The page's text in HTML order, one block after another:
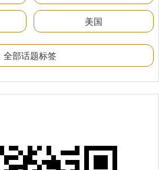
美国
全部话题标签